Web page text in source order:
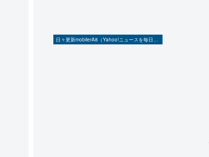
日々更新mobilerA8（Yahoo!ニュースを毎日ウォッチ）